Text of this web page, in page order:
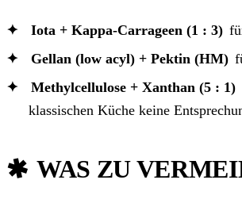
Iota + Kappa-Carrageen (1 : 3)
Gellan (low acyl) + Pektin (HM)
Methylcellulose + Xanthan (5 : 1)
klassischen Küche keine
WAS ZU